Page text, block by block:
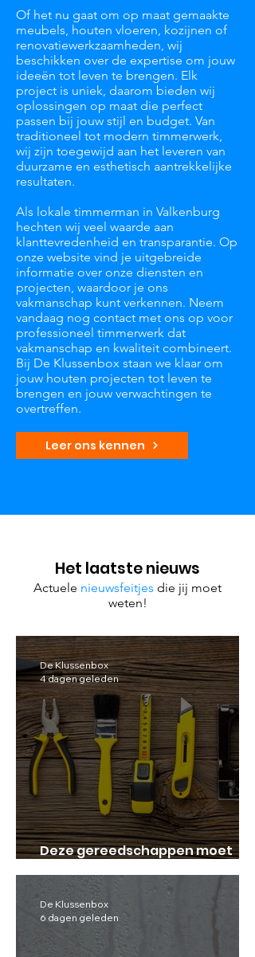
Of het nu gaat om op maat gemaakte
meubels, houten vloeren, kozijnen of
renovatiewerkzaamheden, wij
beschikken over de expertise om jouw
ideeën tot leven te brengen. Elk
project is uniek, daarom bieden wij
oplossingen op maat die perfect
passen bij jouw stijl en budget. Van
traditioneel tot modern timmerwerk,
wij zijn toegewijd aan het leveren van
duurzame en esthetisch aantrekkelijke
resultaten.
Als lokale timmerman in Valkenburg
hechten wij veel waarde aan
klanttevredenheid en transparantie. Op
onze website vind je uitgebreide
informatie over onze diensten en
projecten, waardoor je ons
vakmanschap kunt verkennen. Neem
vandaag nog contact met ons op voor
professioneel timmerwerk dat
vakmanschap en kwaliteit combineert.
Bij De Klussenbox staan we klaar om
jouw houten projecten tot leven te
brengen en jouw verwachtingen te
overtreffen.
Leer ons kennen
Het laatste nieuws
Actuele nieuwsfeitjes die jij moet
weten!
Deze gereedschappen moet
iedereen in huis hebben!
De Klussenbox
4 dagen geleden
De Klussenbox
6 dagen geleden